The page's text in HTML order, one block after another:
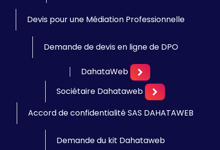
Devis pour une Médiation Professionnelle
Demande de devis en ligne de DPO
DahataWeb
Sociétaire Dahataweb
Accord de confidentialité SAS DAHATAWEB
Demande du kit Dahataweb